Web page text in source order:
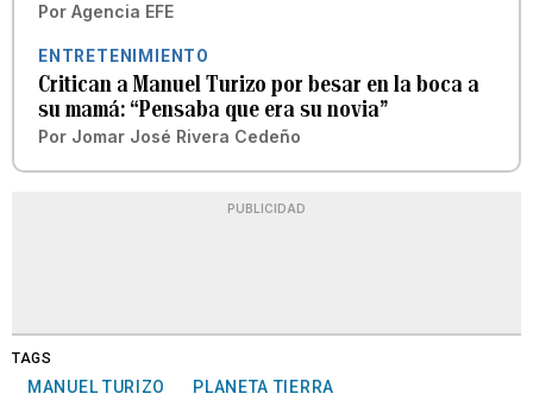
Por Agencia EFE
ENTRETENIMIENTO
Critican a Manuel Turizo por besar en la boca a
su mamá: “Pensaba que era su novia”
Por Jomar José Rivera Cedeño
PUBLICIDAD
TAGS
MANUEL TURIZO PLANETA TIERRA